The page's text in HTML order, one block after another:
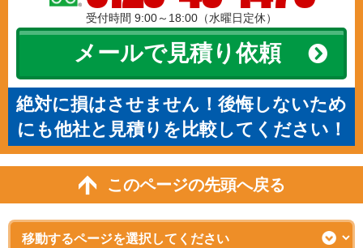
受付時間 9:00～18:00（水曜日定休）
メールで見積り依頼
絶対に損はさせません！後悔しないため
にも他社と見積りを比較してください！
このページの先頭へ戻る